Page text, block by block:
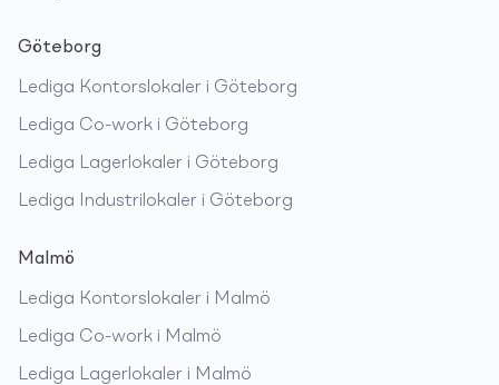
Göteborg
Lediga Kontorslokaler i Göteborg
Lediga Co-work i Göteborg
Lediga Lagerlokaler i Göteborg
Lediga Industrilokaler i Göteborg
Malmö
Lediga Kontorslokaler i Malmö
Lediga Co-work i Malmö
Lediga Lagerlokaler i Malmö